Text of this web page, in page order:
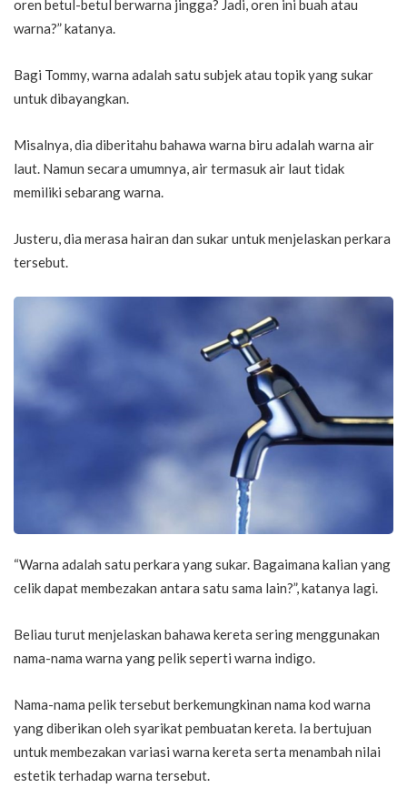
oren betul-betul berwarna jingga? Jadi, oren ini buah atau
warna?” katanya.
Bagi Tommy, warna adalah satu subjek atau topik yang sukar
untuk dibayangkan.
Misalnya, dia diberitahu bahawa warna biru adalah warna air
laut. Namun secara umumnya, air termasuk air laut tidak
memiliki sebarang warna.
Justeru, dia merasa hairan dan sukar untuk menjelaskan perkara
tersebut.
“Warna adalah satu perkara yang sukar. Bagaimana kalian yang
celik dapat membezakan antara satu sama lain?”, katanya lagi.
Beliau turut menjelaskan bahawa kereta sering menggunakan
nama-nama warna yang pelik seperti warna indigo.
Nama-nama pelik tersebut berkemungkinan nama kod warna
yang diberikan oleh syarikat pembuatan kereta. Ia bertujuan
untuk membezakan variasi warna kereta serta menambah nilai
estetik terhadap warna tersebut.